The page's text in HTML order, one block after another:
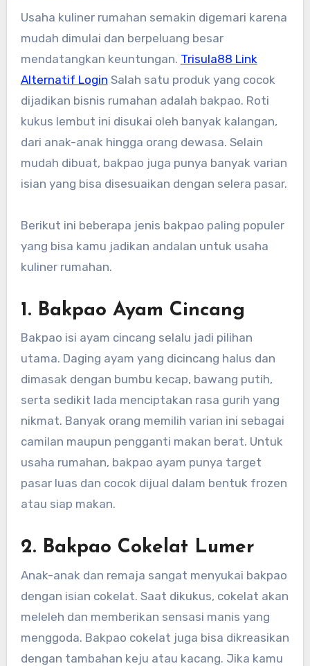
Usaha kuliner rumahan semakin digemari karena
mudah dimulai dan berpeluang besar
mendatangkan keuntungan. Trisula88 Link
Alternatif Login Salah satu produk yang cocok
dijadikan bisnis rumahan adalah bakpao. Roti
kukus lembut ini disukai oleh banyak kalangan,
dari anak-anak hingga orang dewasa. Selain
mudah dibuat, bakpao juga punya banyak varian
isian yang bisa disesuaikan dengan selera pasar.
Berikut ini beberapa jenis bakpao paling populer
yang bisa kamu jadikan andalan untuk usaha
kuliner rumahan.
1. Bakpao Ayam Cincang
Bakpao isi ayam cincang selalu jadi pilihan
utama. Daging ayam yang dicincang halus dan
dimasak dengan bumbu kecap, bawang putih,
serta sedikit lada menciptakan rasa gurih yang
nikmat. Banyak orang memilih varian ini sebagai
camilan maupun pengganti makan berat. Untuk
usaha rumahan, bakpao ayam punya target
pasar luas dan cocok dijual dalam bentuk frozen
atau siap makan.
2. Bakpao Cokelat Lumer
Anak-anak dan remaja sangat menyukai bakpao
dengan isian cokelat. Saat dikukus, cokelat akan
meleleh dan memberikan sensasi manis yang
menggoda. Bakpao cokelat juga bisa dikreasikan
dengan tambahan keju atau kacang. Jika kamu